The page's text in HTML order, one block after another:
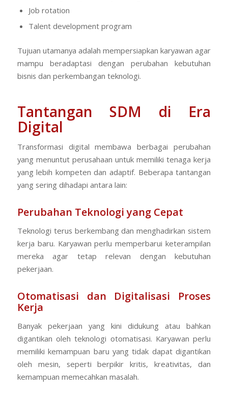
Job rotation
Talent development program
Tujuan utamanya adalah mempersiapkan karyawan agar
mampu beradaptasi dengan perubahan kebutuhan
bisnis dan perkembangan teknologi.
Tantangan SDM di Era
Digital
Transformasi digital membawa berbagai perubahan
yang menuntut perusahaan untuk memiliki tenaga kerja
yang lebih kompeten dan adaptif. Beberapa tantangan
yang sering dihadapi antara lain:
Perubahan Teknologi yang Cepat
Teknologi terus berkembang dan menghadirkan sistem
kerja baru. Karyawan perlu memperbarui keterampilan
mereka agar tetap relevan dengan kebutuhan
pekerjaan.
Otomatisasi dan Digitalisasi Proses
Kerja
Banyak pekerjaan yang kini didukung atau bahkan
digantikan oleh teknologi otomatisasi. Karyawan perlu
memiliki kemampuan baru yang tidak dapat digantikan
oleh mesin, seperti berpikir kritis, kreativitas, dan
kemampuan memecahkan masalah.